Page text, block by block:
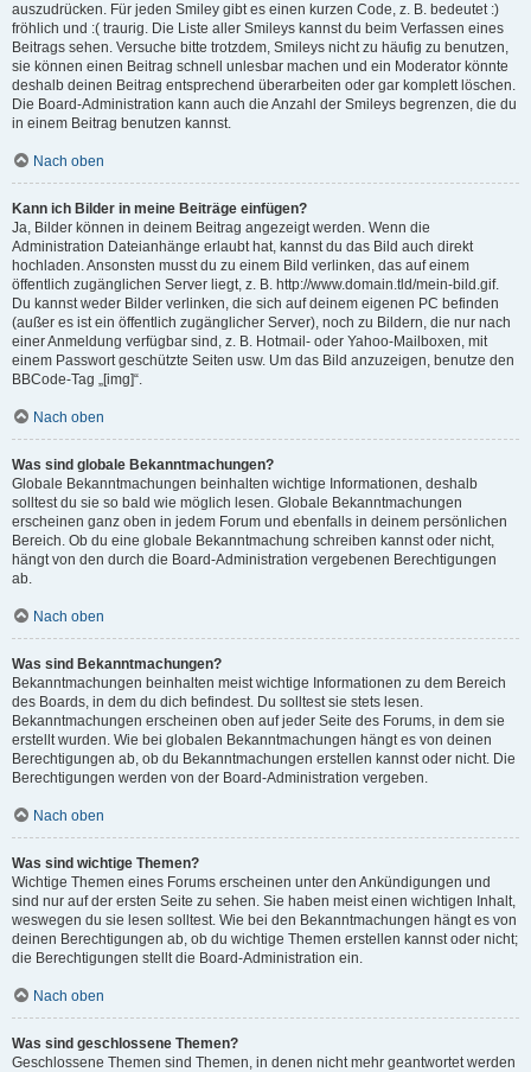
auszudrücken. Für jeden Smiley gibt es einen kurzen Code, z. B. bedeutet :)
fröhlich und :( traurig. Die Liste aller Smileys kannst du beim Verfassen eines
Beitrags sehen. Versuche bitte trotzdem, Smileys nicht zu häufig zu benutzen,
sie können einen Beitrag schnell unlesbar machen und ein Moderator könnte
deshalb deinen Beitrag entsprechend überarbeiten oder gar komplett löschen.
Die Board-Administration kann auch die Anzahl der Smileys begrenzen, die du
in einem Beitrag benutzen kannst.
Nach oben
Kann ich Bilder in meine Beiträge einfügen?
Ja, Bilder können in deinem Beitrag angezeigt werden. Wenn die
Administration Dateianhänge erlaubt hat, kannst du das Bild auch direkt
hochladen. Ansonsten musst du zu einem Bild verlinken, das auf einem
öffentlich zugänglichen Server liegt, z. B. http://www.domain.tld/mein-bild.gif.
Du kannst weder Bilder verlinken, die sich auf deinem eigenen PC befinden
(außer es ist ein öffentlich zugänglicher Server), noch zu Bildern, die nur nach
einer Anmeldung verfügbar sind, z. B. Hotmail- oder Yahoo-Mailboxen, mit
einem Passwort geschützte Seiten usw. Um das Bild anzuzeigen, benutze den
BBCode-Tag „[img]“.
Nach oben
Was sind globale Bekanntmachungen?
Globale Bekanntmachungen beinhalten wichtige Informationen, deshalb
solltest du sie so bald wie möglich lesen. Globale Bekanntmachungen
erscheinen ganz oben in jedem Forum und ebenfalls in deinem persönlichen
Bereich. Ob du eine globale Bekanntmachung schreiben kannst oder nicht,
hängt von den durch die Board-Administration vergebenen Berechtigungen
ab.
Nach oben
Was sind Bekanntmachungen?
Bekanntmachungen beinhalten meist wichtige Informationen zu dem Bereich
des Boards, in dem du dich befindest. Du solltest sie stets lesen.
Bekanntmachungen erscheinen oben auf jeder Seite des Forums, in dem sie
erstellt wurden. Wie bei globalen Bekanntmachungen hängt es von deinen
Berechtigungen ab, ob du Bekanntmachungen erstellen kannst oder nicht. Die
Berechtigungen werden von der Board-Administration vergeben.
Nach oben
Was sind wichtige Themen?
Wichtige Themen eines Forums erscheinen unter den Ankündigungen und
sind nur auf der ersten Seite zu sehen. Sie haben meist einen wichtigen Inhalt,
weswegen du sie lesen solltest. Wie bei den Bekanntmachungen hängt es von
deinen Berechtigungen ab, ob du wichtige Themen erstellen kannst oder nicht;
die Berechtigungen stellt die Board-Administration ein.
Nach oben
Was sind geschlossene Themen?
Geschlossene Themen sind Themen, in denen nicht mehr geantwortet werden